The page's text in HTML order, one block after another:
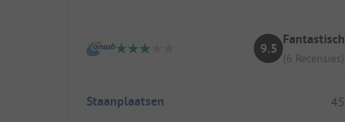
9.5
Fantastisch
(6 Recensies)
Staanplaatsen 45